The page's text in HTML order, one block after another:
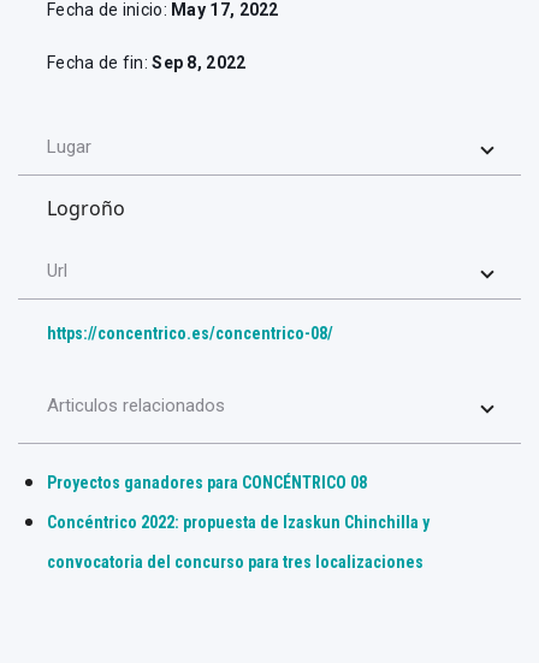
Fecha de inicio: May 17, 2022
Fecha de fin:Sep 8, 2022
Lugar
Logroño
Url
https://concentrico.es/concentrico-08/
Articulos relacionados
Proyectos ganadores para CONCÉNTRICO 08
Concéntrico 2022: propuesta de Izaskun Chinchilla y
convocatoria del concurso para tres localizaciones